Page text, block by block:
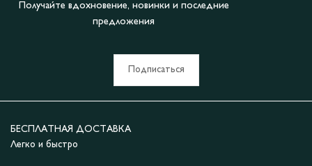
Получайте вдохновение, новинки и последние
предложения
Подписаться
БЕСПЛАТНАЯ ДОСТАВКА
Легко и быстро